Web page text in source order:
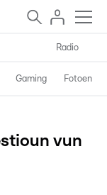
Radio
Gaming Fotoen
vun